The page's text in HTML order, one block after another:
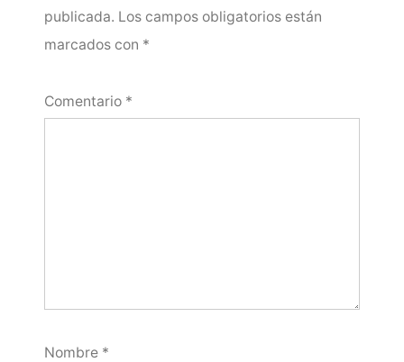
publicada. Los campos obligatorios están
marcados con *
Comentario *
Nombre *